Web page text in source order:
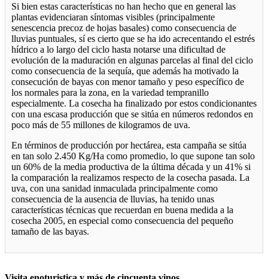
Si bien estas características no han hecho que en general las
plantas evidenciaran síntomas visibles (principalmente
senescencia precoz de hojas basales) como consecuencia de
lluvias puntuales, sí es cierto que se ha ido acrecentando el estrés
hídrico a lo largo del ciclo hasta notarse una dificultad de
evolución de la maduración en algunas parcelas al final del ciclo
como consecuencia de la sequía, que además ha motivado la
consecución de bayas con menor tamaño y peso específico de
los normales para la zona, en la variedad tempranillo
especialmente. La cosecha ha finalizado por estos condicionantes
con una escasa producción que se sitúa en números redondos en
poco más de 55 millones de kilogramos de uva.
En términos de producción por hectárea, esta campaña se sitúa
en tan solo 2.450 Kg/Ha como promedio, lo que supone tan solo
un 60% de la media productiva de la última década y un 41% si
la comparación la realizamos respecto de la cosecha pasada. La
uva, con una sanidad inmaculada principalmente como
consecuencia de la ausencia de lluvias, ha tenido unas
características técnicas que recuerdan en buena medida a la
cosecha 2005, en especial como consecuencia del pequeño
tamaño de las bayas.